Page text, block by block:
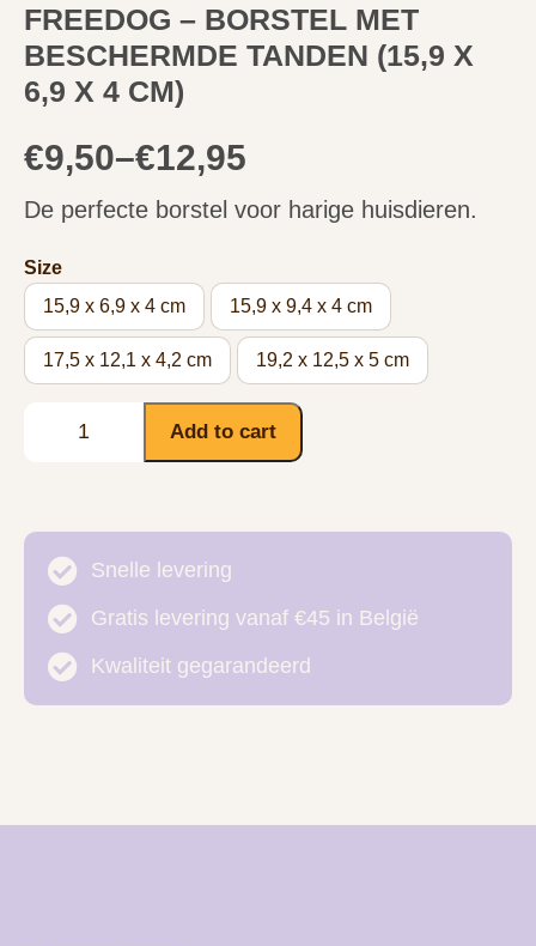
FREEDOG – BORSTEL MET
BESCHERMDE TANDEN (15,9 X
6,9 X 4 CM)
€9,50–€12,95
De perfecte borstel voor harige huisdieren.
Size
15,9 x 6,9 x 4 cm
15,9 x 9,4 x 4 cm
17,5 x 12,1 x 4,2 cm 19,2 x 12,5 x 5 cm
Add to cart
Snelle levering
Gratis levering vanaf €45 in België
Kwaliteit gegarandeerd